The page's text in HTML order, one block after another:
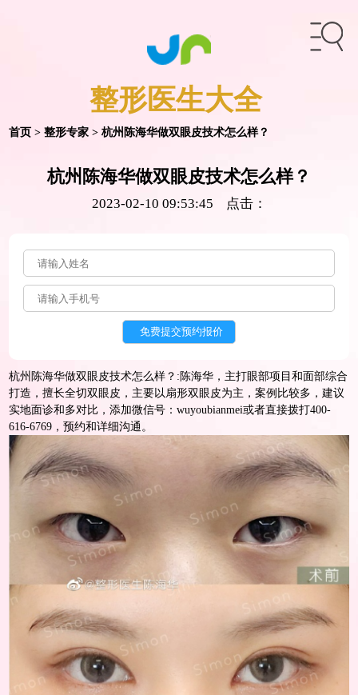
整形医生大全
首页 >整形专家 > 杭州陈海华做双眼皮技术怎么样？
杭州陈海华做双眼皮技术怎么样？
2023-02-10 09:53:45 点击：
杭州陈海华做双眼皮技术怎么样？:陈海华，主打眼部项目和面部综合
打造，擅长全切双眼皮，主要以扇形双眼皮为主，案例比较多，建议
实地面诊和多对比，添加微信号：wuyoubianmei或者直接拨打400-
616-6769，预约和详细沟通。